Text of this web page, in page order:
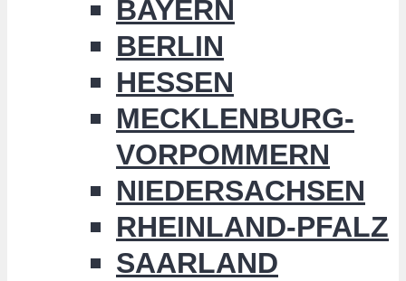
BAYERN
BERLIN
HESSEN
MECKLENBURG-
VORPOMMERN
NIEDERSACHSEN
RHEINLAND-PFALZ
SAARLAND